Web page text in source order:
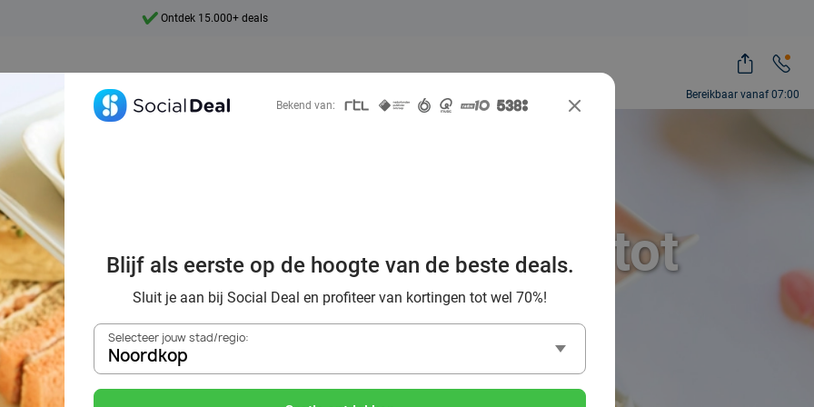
Bereikbaar vanaf 07:00
Ontdek 15.000+ deals
tea’s van Noordkop : tot
korting via Social Deal
Bekend van:
Blijf als eerste op de hoogte van de beste deals.
Sluit je aan bij Social Deal en profiteer van kortingen tot wel 70%!
Selecteer jouw stad/regio:
Noordkop